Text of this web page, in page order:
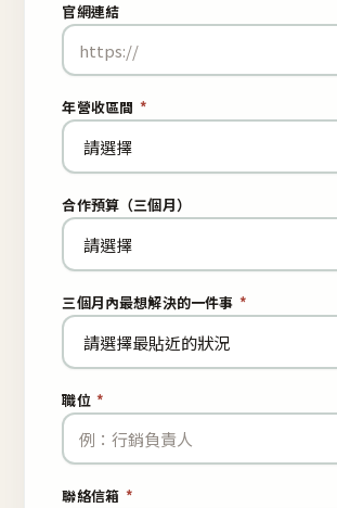
官網連結
年營收區間 *
合作預算（三個月）
三個月內最想解決的一件事 *
職位 *
聯絡信箱 *